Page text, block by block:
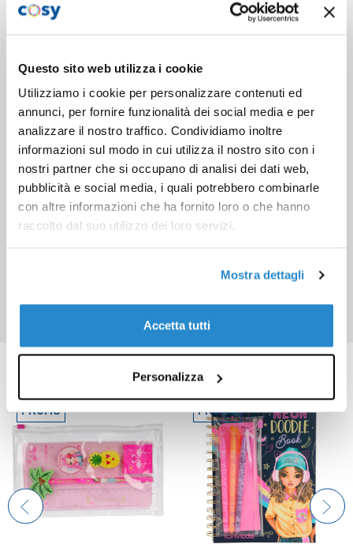
Questo sito web utilizza i cookie
Utilizziamo i cookie per personalizzare contenuti ed
annunci, per fornire funzionalità dei social media e per
analizzare il nostro traffico. Condividiamo inoltre
informazioni sul modo in cui utilizza il nostro sito con i
nostri partner che si occupano di analisi dei dati web,
pubblicità e social media, i quali potrebbero combinarle
con altre informazioni che ha fornito loro o che hanno
raccolto dal suo utilizzo dei loro servizi.
Mostra dettagli
Accetta tutti
Personalizza
Prodotti correlati
PROMO PROMO